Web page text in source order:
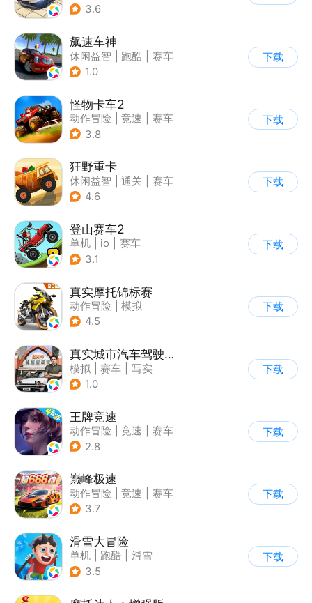
3.6
飙速车神
休闲益智 跑酷
赛车
| 漂移
1.0
下载
怪物卡车2
动作冒险 竞速
赛车
| 卡通
3.8
下载
狂野重卡
休闲益智 通关
赛车
4.6
下载
登山赛车2
单机 io
赛车
| 欧美风
3.1
下载
真实摩托锦标赛
动作冒险
模拟
| 摩托车
4.5
下载
真实城市汽车驾驶3D
模拟 赛车
写实
| 竞速
1.0
下载
王牌竞速
动作冒险 竞速
赛车
| 漂移
2.8
下载
巅峰极速
动作冒险 竞速
赛车
| 漂移
3.7
下载
滑雪大冒险
单机 跑酷
滑雪
| 游道易
3.5
下载